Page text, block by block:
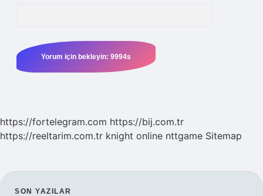
https://fortelegram.com https://bij.com.tr
https://reeltarim.com.tr knight online nttgame Sitemap
SON YAZILAR